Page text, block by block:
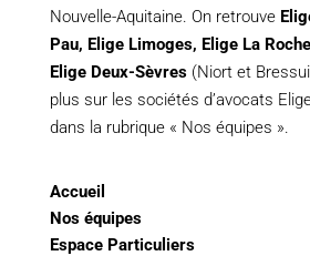
Nouvelle-Aquitaine. On retrouve
Pau, Elige Limoges, Elige La
Elige Deux-Sèvres(Niort et
plus sur les sociétés d’avocats
dans la rubrique « Nos équipes ».
Accueil
Nos équipes
Espace Particuliers